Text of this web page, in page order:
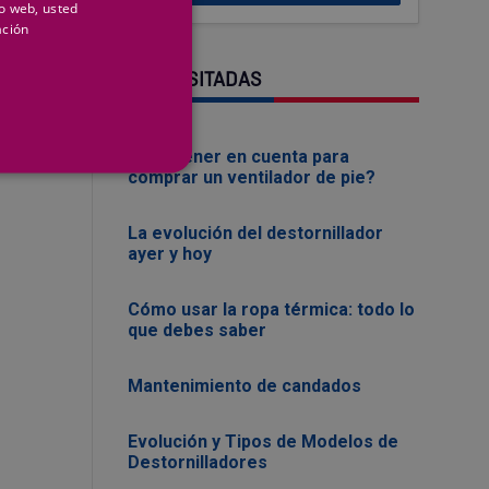
MÁS VISITADAS
¿Que tener en cuenta para
comprar un ventilador de pie?
La evolución del destornillador
ayer y hoy
Cómo usar la ropa térmica: todo lo
que debes saber
Mantenimiento de candados
Evolución y Tipos de Modelos de
Destornilladores
web, usted